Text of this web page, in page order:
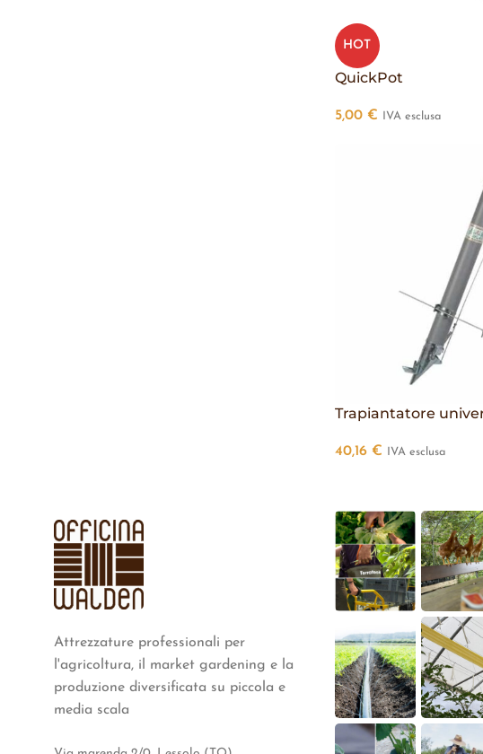
HOT
QuickPot
5,00 € IVA esclusa
Trapiantatore
40,16 € IVA esclusa
Attrezzature professionali per
l'agricoltura, il market gardening e la
produzione diversificata su piccola e
media scala